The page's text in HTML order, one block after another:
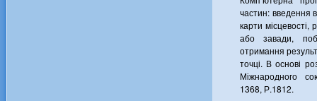
частин: введення
карти місцевості,
або завади,
отримання
точці. В основі
Міжнародного
1368, Р.1812.